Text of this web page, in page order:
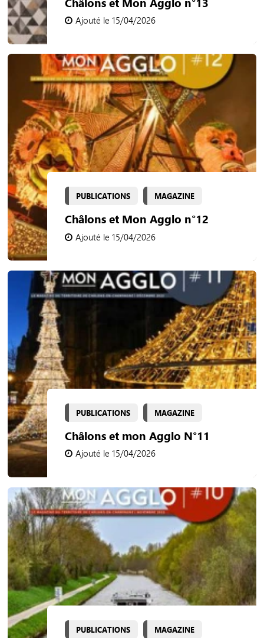
Ajouté le 15/04/2026
PUBLICATIONS MAGAZINE
Châlons et Mon Agglo n°12
Ajouté le 15/04/2026
PUBLICATIONS MAGAZINE
Châlons et mon Agglo N°11
Ajouté le 15/04/2026
PUBLICATIONS MAGAZINE